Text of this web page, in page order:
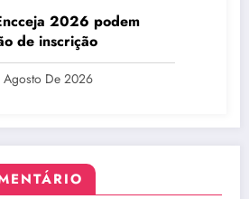
2026 podem
de inscrição
Agosto De 2026